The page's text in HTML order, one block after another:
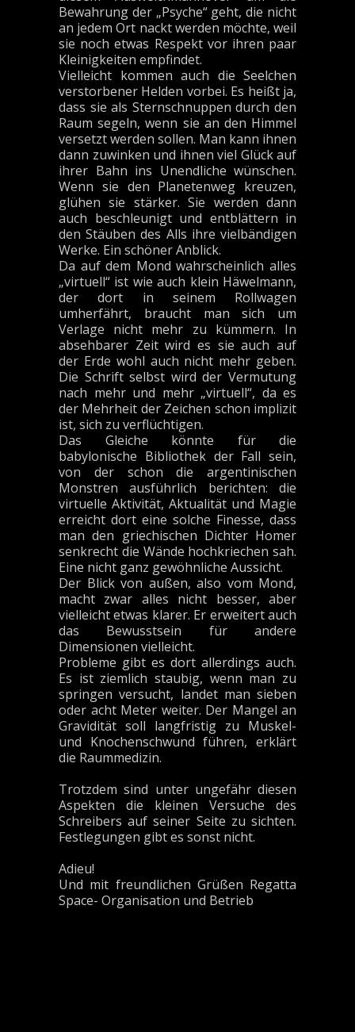
Bewahrung der „Psyche“ geht, die nicht
an jedem Ort nackt werden möchte, weil
sie noch etwas Respekt vor ihren paar
Kleinigkeiten empfindet.
Vielleicht kommen auch die Seelchen
verstorbener Helden vorbei. Es heißt ja,
dass sie als Sternschnuppen durch den
Raum segeln, wenn sie an den Himmel
versetzt werden sollen. Man kann ihnen
dann zuwinken und ihnen viel Glück auf
ihrer Bahn ins Unendliche wünschen.
Wenn sie den Planetenweg kreuzen,
glühen sie stärker. Sie werden dann
auch beschleunigt und entblättern in
den Stäuben des Alls ihre vielbändigen
Werke. Ein schöner Anblick.
Da auf dem Mond wahrscheinlich alles
„virtuell“ ist wie auch klein Häwelmann,
der dort in seinem Rollwagen
umherfährt, braucht man sich um
Verlage nicht mehr zu kümmern. In
absehbarer Zeit wird es sie auch auf
der Erde wohl auch nicht mehr geben.
Die Schrift selbst wird der Vermutung
nach mehr und mehr „virtuell“, da es
der Mehrheit der Zeichen schon implizit
ist, sich zu verflüchtigen.
Das Gleiche könnte für die
babylonische Bibliothek der Fall sein,
von der schon die argentinischen
Monstren ausführlich berichten: die
virtuelle Aktivität, Aktualität und Magie
erreicht dort eine solche Finesse, dass
man den griechischen Dichter Homer
senkrecht die Wände hochkriechen sah.
Eine nicht ganz gewöhnliche Aussicht.
Der Blick von außen, also vom Mond,
macht zwar alles nicht besser, aber
vielleicht etwas klarer. Er erweitert auch
das Bewusstsein für andere
Dimensionen vielleicht.
Probleme gibt es dort allerdings auch.
Es ist ziemlich staubig, wenn man zu
springen versucht, landet man sieben
oder acht Meter weiter. Der Mangel an
Gravidität soll langfristig zu Muskel-
und Knochenschwund führen, erklärt
die Raummedizin.
Trotzdem sind unter ungefähr diesen
Aspekten die kleinen Versuche des
Schreibers auf seiner Seite zu sichten.
Festlegungen gibt es sonst nicht.
Adieu!
Und mit freundlichen Grüßen Regatta
Space- Organisation und Betrieb